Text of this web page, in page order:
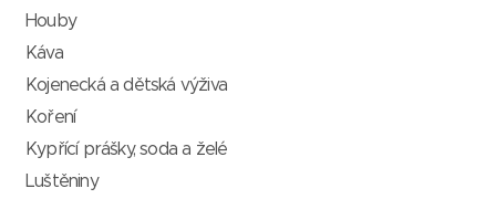
Houby
Káva
Kojenecká a dětská výživa
Koření
Kypřící prášky, soda a želé
Luštěniny